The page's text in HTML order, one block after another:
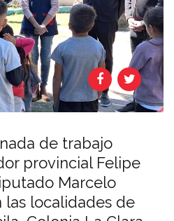
de trabajo
provincial Felipe
Marcelo
las localidades de